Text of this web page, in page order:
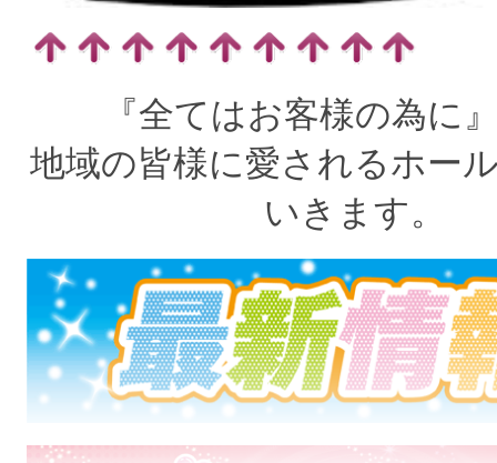
『全てはお客様の為に
地域の皆様に愛されるホー
いきます。